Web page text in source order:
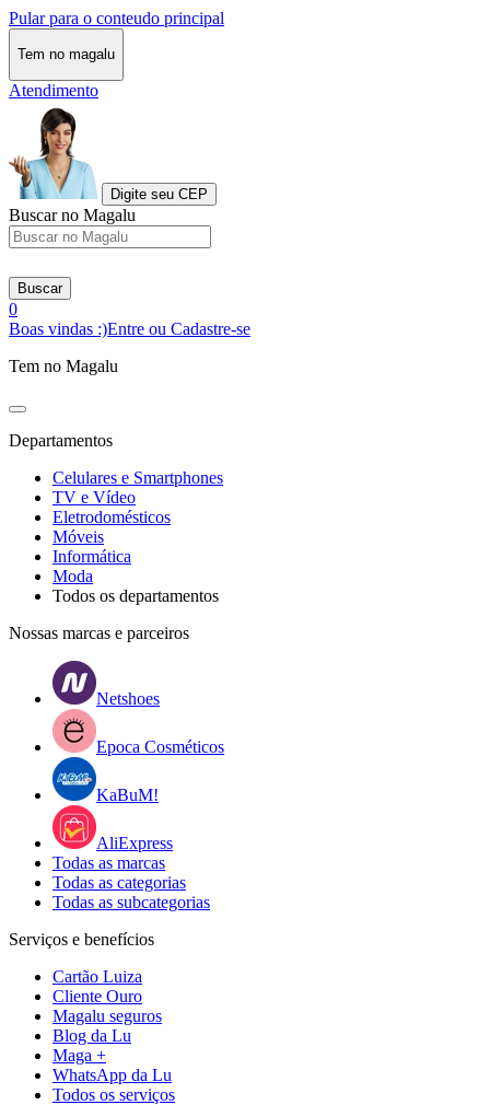
Pular para o conteudo principal
Tem no magalu
Atendimento
Digite seu CEP
Buscar no Magalu
Buscar
0
Boas vindas :)Entre ou Cadastre-se
Tem no Magalu
Departamentos
Celulares e Smartphones
TV e Vídeo
Eletrodomésticos
Móveis
Informática
Moda
Todos os departamentos
Nossas marcas e parceiros
Netshoes
Epoca Cosméticos
KaBuM!
AliExpress
Todas as marcas
Todas as categorias
Todas as subcategorias
Serviços e benefícios
Cartão Luiza
Cliente Ouro
Magalu seguros
Blog da Lu
Maga +
WhatsApp da Lu
Todos os serviços